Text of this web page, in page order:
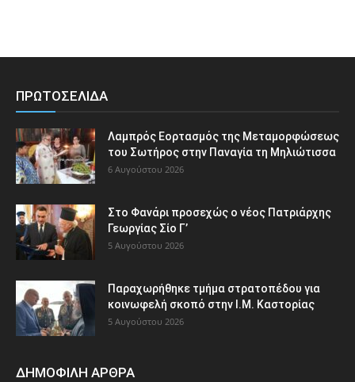
ΠΡΩΤΟΣΕΛΙΔΑ
Λαμπρός Εορτασμός της Μεταμορφώσεως
του Σωτήρος στην Παναγία τη Μηλιώτισσα
6 Αυγούστου 2026
Στο Φανάρι προσεχώς ο νέος Πατριάρχης
Γεωργίας Σίο Γ’
5 Αυγούστου 2026
Παραχωρήθηκε τμήμα στρατοπέδου για
κοινωφελή σκοπό στην Ι.Μ. Καστορίας
5 Αυγούστου 2026
ΔΗΜΟΦΙΛΗ ΑΡΘΡΑ